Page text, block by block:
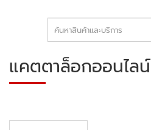
แคตตาล็อกออนไลน์